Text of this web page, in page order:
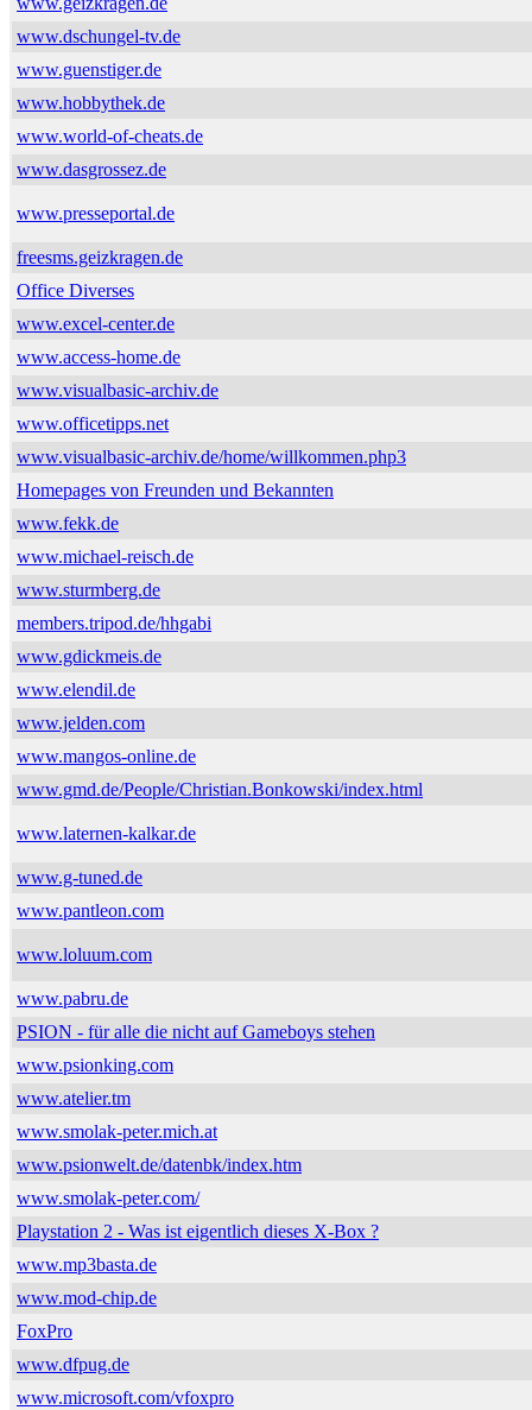
www.dschungel-tv.de
www.guenstiger.de
www.hobbythek.de
www.world-of-cheats.de
www.dasgrossez.de
www.presseportal.de
freesms.geizkragen.de
Office Diverses
www.excel-center.de
www.access-home.de
www.visualbasic-archiv.de
www.officetipps.net
www.visualbasic-archiv.de/home/willkommen.php3
Homepages von Freunden und Bekannten
www.fekk.de
www.michael-reisch.de
www.sturmberg.de
members.tripod.de/hhgabi
www.gdickmeis.de
www.elendil.de
www.jelden.com
www.mangos-online.de
www.gmd.de/People/Christian.Bonkowski/index.html
www.laternen-kalkar.de
www.g-tuned.de
www.pantleon.com
www.loluum.com
www.pabru.de
PSION - für alle die nicht auf Gameboys stehen
www.psionking.com
www.atelier.tm
www.smolak-peter.mich.at
www.psionwelt.de/datenbk/index.htm
www.smolak-peter.com/
Playstation 2 - Was ist eigentlich dieses X-Box ?
www.mp3basta.de
www.mod-chip.de
FoxPro
www.dfpug.de
www.microsoft.com/vfoxpro